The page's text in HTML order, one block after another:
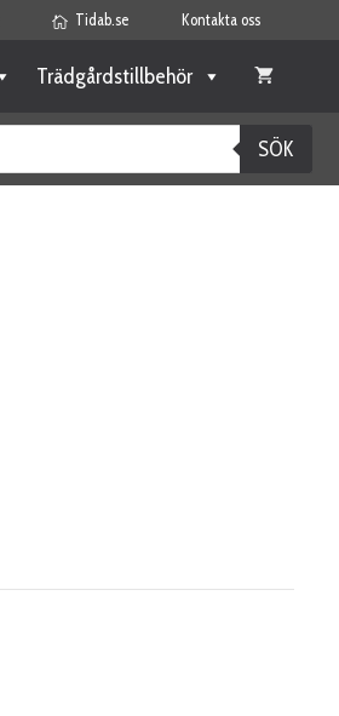
Tidab.se Kontakta oss
Trädgårdstillbehör
SÖK